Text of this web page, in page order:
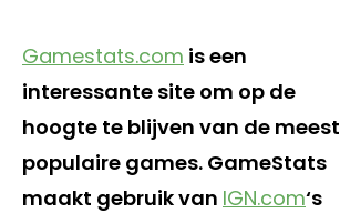
Gamestats.com is een
interessante site om op de
hoogte te blijven van de meest
populaire games. GameStats
maakt gebruik van IGN.com‘s